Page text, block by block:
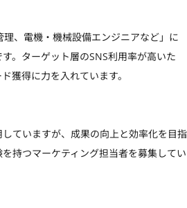
、電機・機械設備エンジニアなど」に
。ターゲット層のSNS利用率が高いた
獲得に力を入れています。
ていますが、成果の向上と効率化を目指
持つマーケティング担当者を募集してい